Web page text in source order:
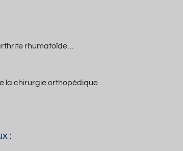
rhumatoïde…
la chirurgie orthopédique
: